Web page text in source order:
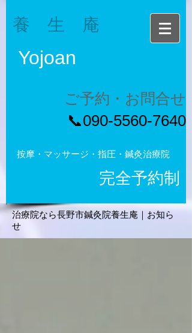
養 生 庵
按摩・マッサージ・指圧・鍼灸治療院
完全予約制
​📞090-5560-7640
ご予約・お問合せ
Yojoan
治療院なら長野市鍼灸院養生庵｜お知ら
せ